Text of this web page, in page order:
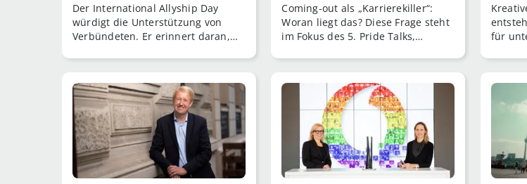
Der International Allyship Day
würdigt die Unterstützung von
Verbündeten. Er erinnert daran,
Coming-out als „Karrierekiller“:
Woran liegt das? Diese Frage steht
im Fokus des 5. Pride Talks,
für